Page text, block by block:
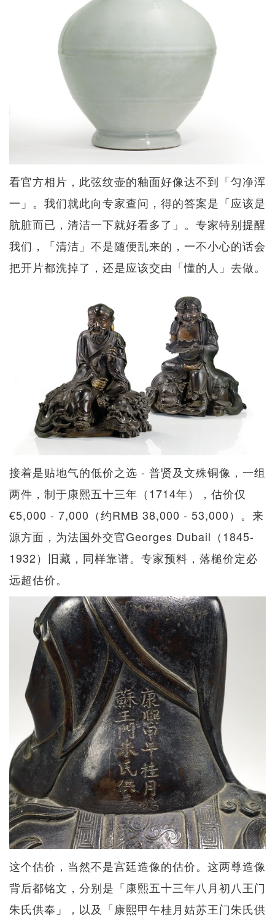
看官方相片，此弦纹壶的釉面好像达不到「匀净浑
一」。我们就此向专家查问，得的答案是「应该是
肮脏而已，清洁一下就好看多了」。专家特别提醒
我们，「清洁」不是随便乱来的，一不小心的话会
把开片都洗掉了，还是应该交由「懂的人」去做。
接着是贴地气的低价之选 - 普贤及文殊铜像，一组
两件，制于康熙五十三年（1714年），估价仅
€5,000 - 7,000（约RMB 38,000 - 53,000）。来
源方面，为法国外交官Georges Dubail（1845-
1932）旧藏，同样靠谱。专家预料，落槌价定必
远超估价。
这个估价，当然不是宫廷造像的估价。这两尊造像
背后都铭文，分别是「康熙五十三年八月初八王门
朱氏供奉」，以及「康熙甲午桂月姑苏王门朱氏供